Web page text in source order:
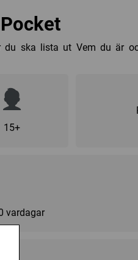
du ska lista ut Vem du är
15+
vardagar